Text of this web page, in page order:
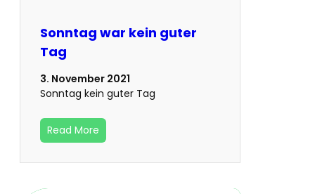
Sonntag war kein guter
Tag
3. November 2021
Sonntag kein guter Tag
Read More